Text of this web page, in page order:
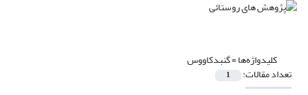
کلیدواژه‌ها =گنبدکاووس
تعداد مقالات: 1